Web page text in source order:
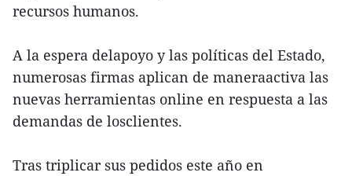
recursos humanos.
A la espera delapoyo y las políticas del Estado,
numerosas firmas aplican de maneraactiva las
nuevas herramientas online en respuesta a las
demandas de losclientes.
Tras triplicar sus pedidos este año en